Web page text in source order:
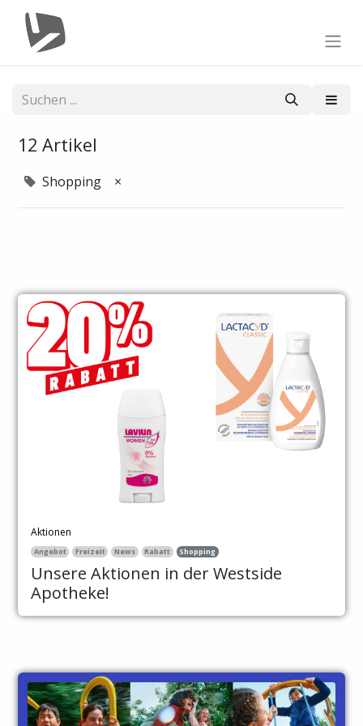
12 Artikel
Shopping ×
Aktionen
Angebot Freizeit News Rabatt Shopping
Unsere Aktionen in der Westside
Apotheke!